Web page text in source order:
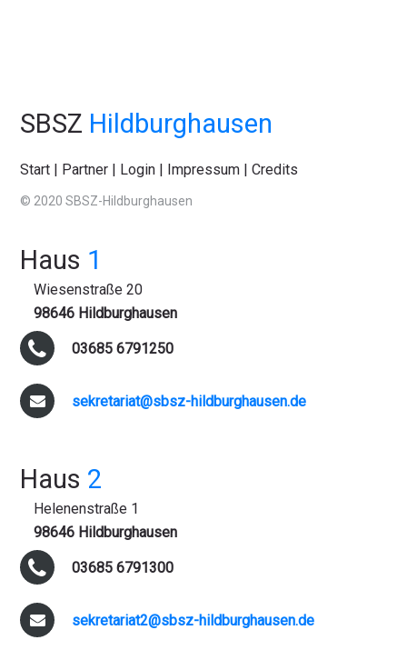
SBSZ Hildburghausen
Start Partner Login Impressum |Credits
© 2020 SBSZ-Hildburghausen
Haus 1
Wiesenstraße 20
98646 Hildburghausen
03685 6791250
sekretariat@sbsz-hildburghausen.de
Haus 2
Helenenstraße 1
98646 Hildburghausen
03685 6791300
sekretariat2@sbsz-hildburghausen.de